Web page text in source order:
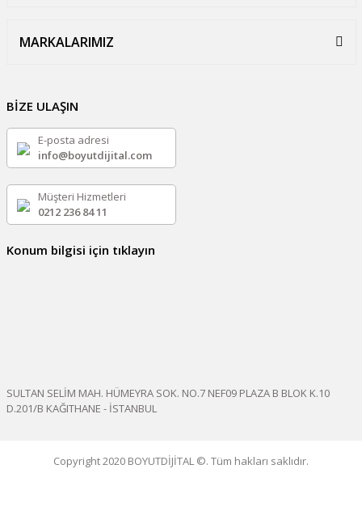
MARKALARIMIZ
BİZE ULAŞIN
E-posta adresi
info@boyutdijital.com
Müşteri Hizmetleri
0212 236 84 11
Konum bilgisi için tıklayın
SULTAN SELİM MAH. HÜMEYRA SOK. NO.7 NEF09 PLAZA B BLOK K.10
D.201/B KAĞITHANE - İSTANBUL
Copyright 2020 BOYUTDİJİTAL ©. Tüm hakları saklıdır.